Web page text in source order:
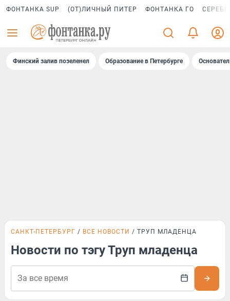
ФОНТАНКА SUP (ОТ)ЛИЧНЫЙ ПИТЕР ФОНТАНКА ГО
Финский залив позеленел Образование в Петербурге
САНКТ-ПЕТЕРБУРГ ВСЕ НОВОСТИ ТРУП МЛАДЕНЦА
Новости по тэгу Труп младенца